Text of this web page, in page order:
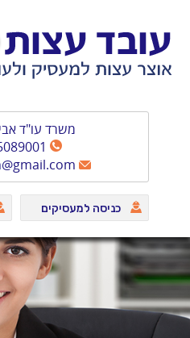
משרד עו"ד
כניסה למעסיקים